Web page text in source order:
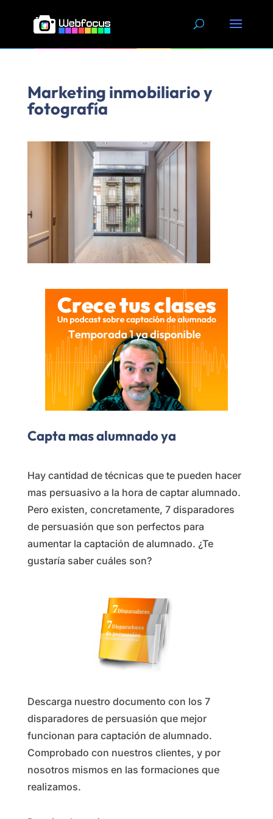
content
Marketing inmobiliario y
fotografía
Capta mas alumnado ya
Hay cantidad de técnicas que te pueden hacer
mas persuasivo a la hora de captar alumnado.
Pero existen, concretamente, 7 disparadores
de persuasión que son perfectos para
aumentar la captación de alumnado. ¿Te
gustaría saber cuáles son?
Descarga nuestro documento con los 7
disparadores de persuasión que mejor
funcionan para captación de alumnado.
Comprobado con nuestros clientes, y por
nosotros mismos en las formaciones que
realizamos.